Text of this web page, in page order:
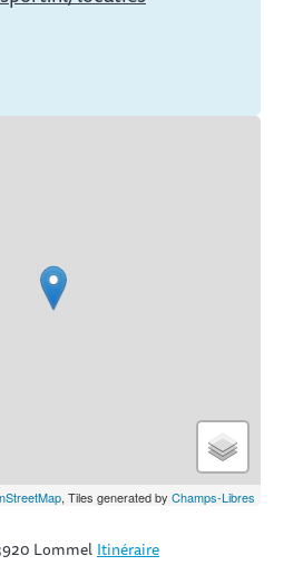
, Tiles generated by Champs-Libres
LommelItinéraire